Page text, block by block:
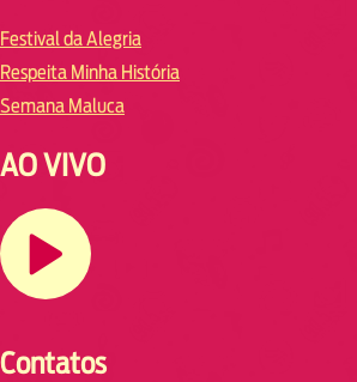
Festival da Alegria
Respeita Minha História
Semana Maluca
AO VIVO
Contatos